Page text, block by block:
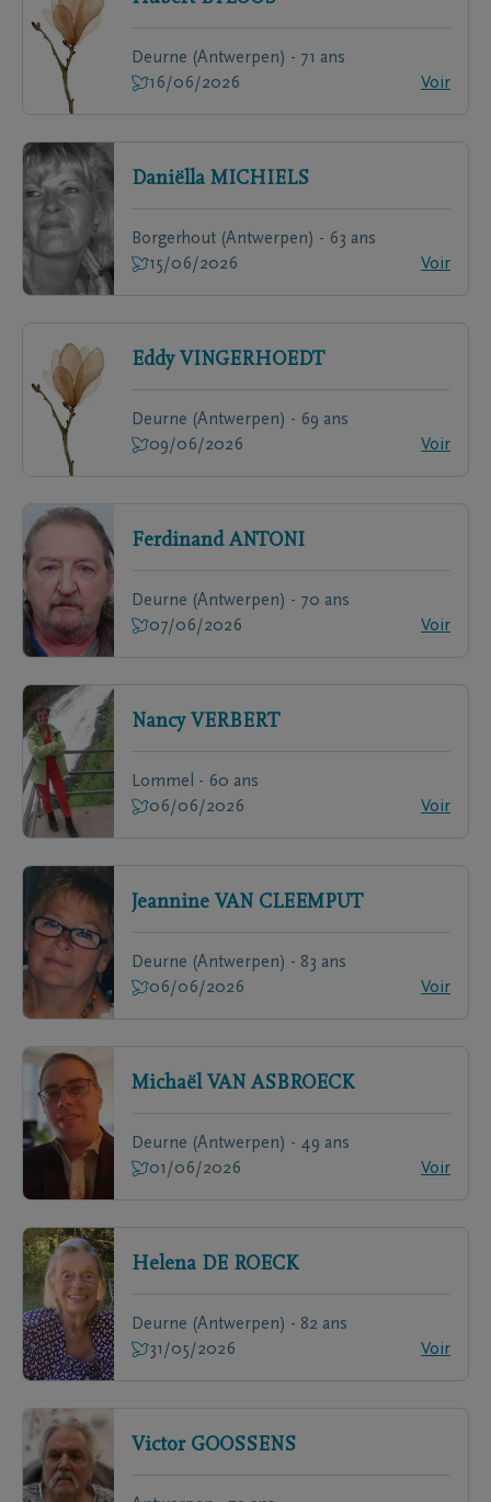
Deurne (Antwerpen) - 71 ans
16/06/2026
Voir
Daniëlla MICHIELS
Borgerhout (Antwerpen) - 63 ans
15/06/2026
Voir
Eddy VINGERHOEDT
Deurne (Antwerpen) - 69 ans
09/06/2026
Voir
Ferdinand ANTONI
Deurne (Antwerpen) - 70 ans
07/06/2026
Voir
Nancy VERBERT
Lommel - 60 ans
06/06/2026
Voir
Jeannine VAN CLEEMPUT
Deurne (Antwerpen) - 83 ans
06/06/2026
Voir
Michaël VAN ASBROECK
Deurne (Antwerpen) - 49 ans
01/06/2026
Voir
Helena DE ROECK
Deurne (Antwerpen) - 82 ans
31/05/2026
Voir
Victor GOOSSENS